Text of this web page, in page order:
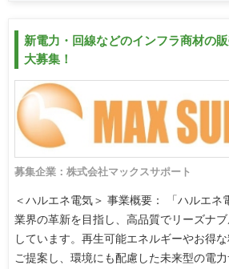
新電力・回線などのインフラ商材の
大募集！
募集企業：株式会社マックスサポート
＜ハルエネ電気＞ 事業概要： 「ハルエネ
業界の革新を目指し、高品質でリーズナ
しています。再生可能エネルギーやお得
ご提案し、環境にも配慮した未来型の電